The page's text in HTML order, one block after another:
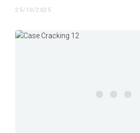
25/10/2025